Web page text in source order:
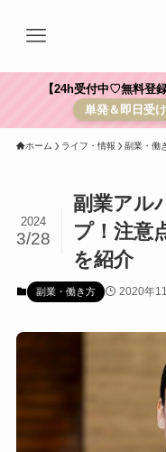
【24h受付中♡無料登
単発＆即日受
ホーム ライフ・情報 副業・働
副業アル
プ！注意
を紹介
2024
3/28
副業・働き方 2020年